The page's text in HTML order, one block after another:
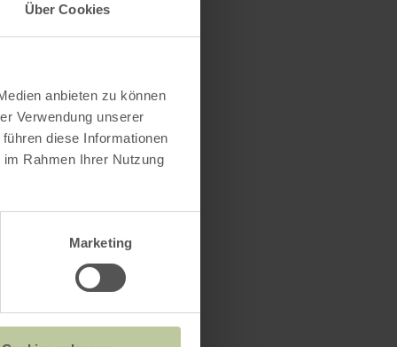
Über Cookies
anbieten zu können
Verwendung unserer
diese Informationen
Rahmen Ihrer Nutzung
Marketing